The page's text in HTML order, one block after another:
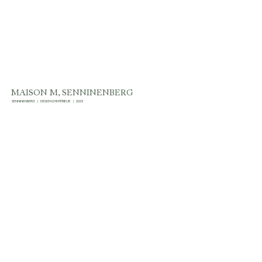
MAISON M, SENNINENBERG
SENNINENBERG | DESIGN D'INTÉRIEUR | 2023